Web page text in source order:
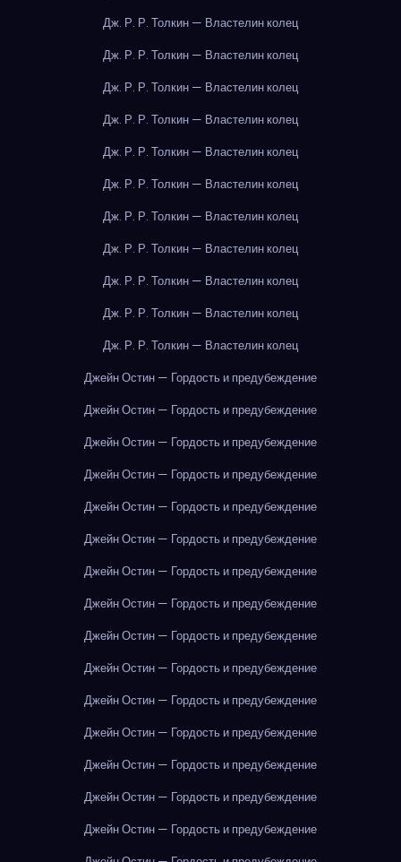
Дж. Р. Р. Толкин — Властелин колец
Дж. Р. Р. Толкин — Властелин колец
Дж. Р. Р. Толкин — Властелин колец
Дж. Р. Р. Толкин — Властелин колец
Дж. Р. Р. Толкин — Властелин колец
Дж. Р. Р. Толкин — Властелин колец
Дж. Р. Р. Толкин — Властелин колец
Дж. Р. Р. Толкин — Властелин колец
Дж. Р. Р. Толкин — Властелин колец
Дж. Р. Р. Толкин — Властелин колец
Дж. Р. Р. Толкин — Властелин колец
Джейн Остин — Гордость и предубеждение
Джейн Остин — Гордость и предубеждение
Джейн Остин — Гордость и предубеждение
Джейн Остин — Гордость и предубеждение
Джейн Остин — Гордость и предубеждение
Джейн Остин — Гордость и предубеждение
Джейн Остин — Гордость и предубеждение
Джейн Остин — Гордость и предубеждение
Джейн Остин — Гордость и предубеждение
Джейн Остин — Гордость и предубеждение
Джейн Остин — Гордость и предубеждение
Джейн Остин — Гордость и предубеждение
Джейн Остин — Гордость и предубеждение
Джейн Остин — Гордость и предубеждение
Джейн Остин — Гордость и предубеждение